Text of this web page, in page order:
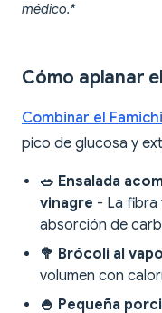
médico.*
Cómo aplanar
Combinar el
pico de glucosa y
🥗 Ensalada
vinagre - La fibra
absorción de
🥦 Brócoli al
volumen con
🍚 Pequeña